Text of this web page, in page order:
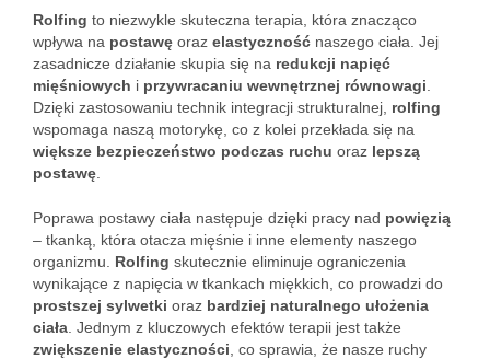
Rolfing to niezwykle skuteczna terapia, która znacząco
wpływa na postawę oraz elastyczność naszego ciała. Jej
zasadnicze działanie skupia się na redukcji napięć
mięśniowych i przywracaniu wewnętrznej równowagi
Dzięki zastosowaniu technik integracji strukturalnej, rolfing
wspomaga naszą motorykę, co z kolei przekłada się na
większe bezpieczeństwo podczas ruchu oraz lepszą
postawę
Poprawa postawy ciała następuje dzięki pracy nad powięzią
– tkanką, która otacza mięśnie i inne elementy naszego
organizmu. Rolfing skutecznie eliminuje ograniczenia
wynikające z napięcia w tkankach miękkich, co prowadzi do
prostszej sylwetki oraz bardziej naturalnego ułożenia
ciała . Jednym z kluczowych efektów terapii jest także
zwiększenie elastyczności , co sprawia, że nasze ruchy